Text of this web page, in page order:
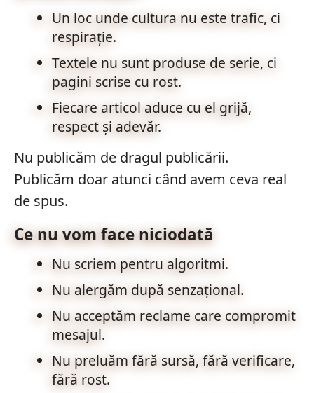
Un loc unde cultura nu este trafic, ci
respirație.
Textele nu sunt produse de serie, ci
pagini scrise cu rost.
Fiecare articol aduce cu el grijă,
respect și adevăr.
Nu publicăm de dragul publicării.
Publicăm doar atunci când avem ceva real
de spus.
Ce nu vom face niciodată
Nu scriem pentru algoritmi.
Nu alergăm după senzațional.
Nu acceptăm reclame care compromit
mesajul.
Nu preluăm fără sursă, fără verificare,
fără rost.